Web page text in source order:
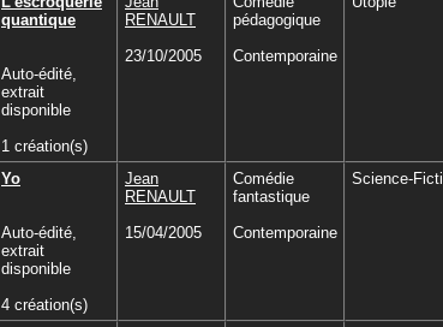
quantique
Auto-édité,
extrait
disponible
1 création(s)
RENAULT
23/10/2005
pédagogique
Contemporaine
Yo
Auto-édité,
extrait
disponible
4 création(s)
Jean
RENAULT
15/04/2005
Comédie
fantastique
Contemporaine
Science-